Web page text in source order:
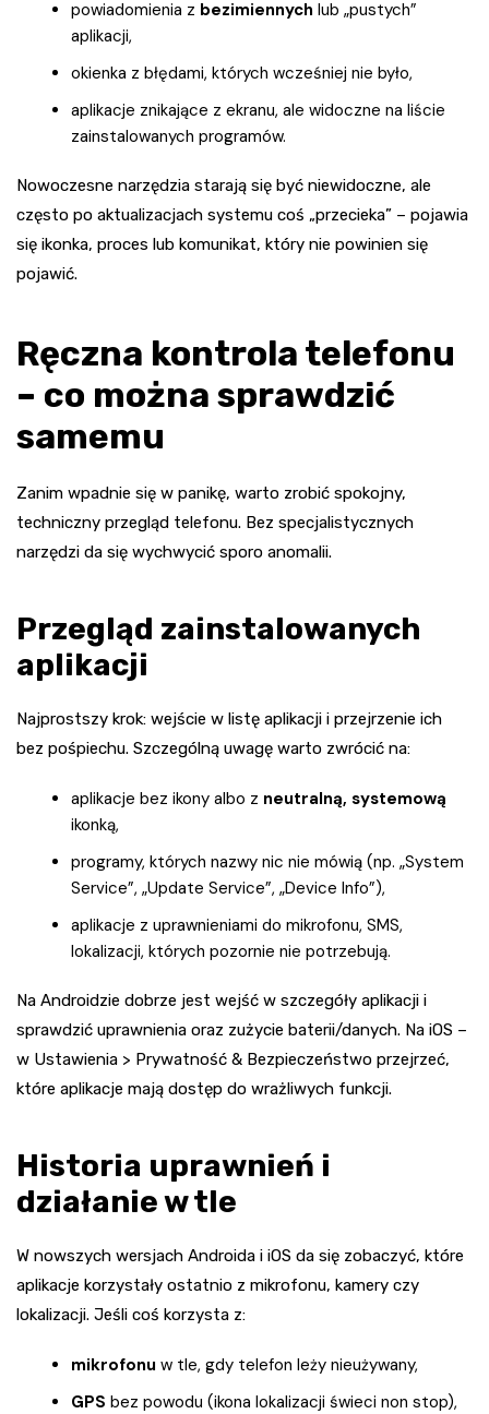
powiadomienia z bezimiennych lub „pustych”
aplikacji,
okienka z błędami, których wcześniej nie było,
aplikacje znikające z ekranu, ale widoczne na liście
zainstalowanych programów.
Nowoczesne narzędzia starają się być niewidoczne, ale
często po aktualizacjach systemu coś „przecieka” – pojawia
się ikonka, proces lub komunikat, który nie powinien się
pojawić.
Ręczna kontrola telefonu
– co można sprawdzić
samemu
Zanim wpadnie się w panikę, warto zrobić spokojny,
techniczny przegląd telefonu. Bez specjalistycznych
narzędzi da się wychwycić sporo anomalii.
Przegląd zainstalowanych
aplikacji
Najprostszy krok: wejście w listę aplikacji i przejrzenie ich
bez pośpiechu. Szczególną uwagę warto zwrócić na:
aplikacje bez ikony albo z neutralną, systemową
ikonką,
programy, których nazwy nic nie mówią (np. „System
Service”, „Update Service”, „Device Info”),
aplikacje z uprawnieniami do mikrofonu, SMS,
lokalizacji, których pozornie nie potrzebują.
Na Androidzie dobrze jest wejść w szczegóły aplikacji i
sprawdzić uprawnienia oraz zużycie baterii/danych. Na iOS –
w Ustawienia > Prywatność & Bezpieczeństwo przejrzeć,
które aplikacje mają dostęp do wrażliwych funkcji.
Historia uprawnień i
działanie w tle
W nowszych wersjach Androida i iOS da się zobaczyć, które
aplikacje korzystały ostatnio z mikrofonu, kamery czy
lokalizacji. Jeśli coś korzysta z:
mikrofonu w tle, gdy telefon leży nieużywany,
GPS bez powodu (ikona lokalizacji świeci non stop),